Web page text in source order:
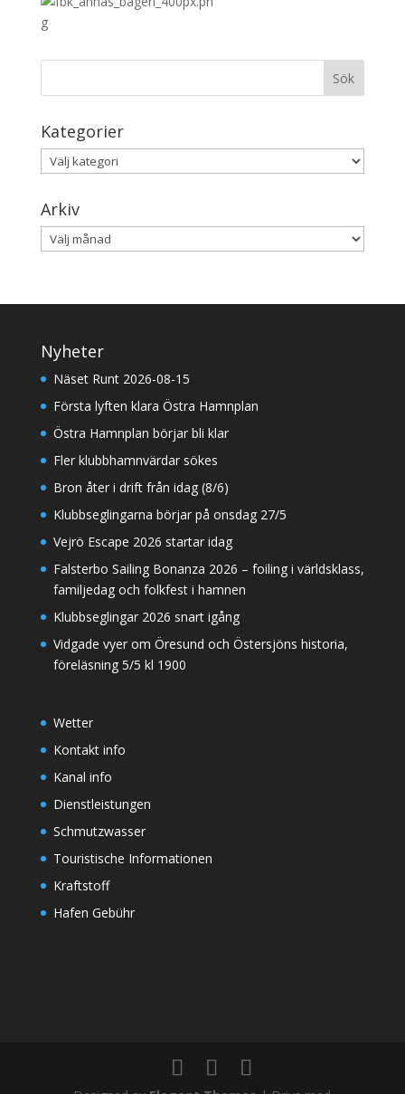
Kategorier
Kategorier
Arkiv
Arkiv
Nyheter
Näset Runt 2026-08-15
Första lyften klara Östra Hamnplan
Östra Hamnplan börjar bli klar
Fler klubbhamnvärdar sökes
Bron åter i drift från idag (8/6)
Klubbseglingarna börjar på onsdag 27/5
Vejrö Escape 2026 startar idag
Falsterbo Sailing Bonanza 2026 – foiling i världsklass,
familjedag och folkfest i hamnen
Klubbseglingar 2026 snart igång
Vidgade vyer om Öresund och Östersjöns historia,
föreläsning 5/5 kl 1900
Wetter
Kontakt info
Kanal info
Dienstleistungen
Schmutzwasser
Touristische Informationen
Kraftstoff
Hafen Gebühr